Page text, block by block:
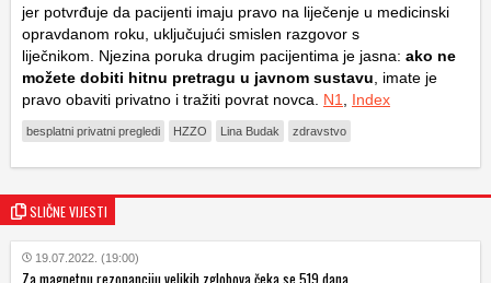
jer potvrđuje da pacijenti imaju pravo na liječenje u medicinski
opravdanom roku, uključujući smislen razgovor s
liječnikom. Njezina poruka drugim pacijentima je jasna: ako ne
možete dobiti hitnu pretragu u javnom sustavu , imate je
pravo obaviti privatno i tražiti povrat novca. N1 Index
besplatni privatni pregledi HZZO Lina Budak zdravstvo
SLIČNE VIJESTI
19.07.2022. (19:00)
Za magnetnu rezonanciju velikih zglobova čeka se 519 dana